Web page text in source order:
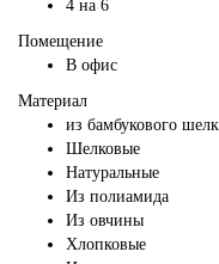
4 на 6
Помещение
В офис
Материал
из бамбукового
Шелковые
Натуральные
Из полиамида
Из овчины
Хлопковые